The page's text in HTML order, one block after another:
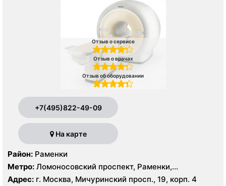
Отзыв о сервисе
Отзыв о врачах
Отзыв об оборудовании
+7(495)822-49-09
На карте
Район: Раменки
Метро: Ломоносовский проспект, Раменки,
Мичуринский проспект
Адрес: г. Москва, Мичуринский просп., 19, корп. 4